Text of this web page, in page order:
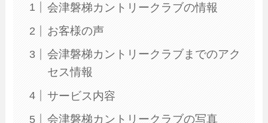
会津磐梯カントリークラブの情報
お客様の声
会津磐梯カントリークラブまでのアク
セス情報
サービス内容
会津磐梯カントリークラブの写真